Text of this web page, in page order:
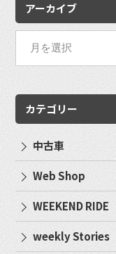
アーカイブ
カテゴリー
中古車
Web Shop
WEEKEND RIDE
weekly Stories